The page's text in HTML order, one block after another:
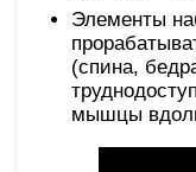
Элементы
(спина,
мышцы